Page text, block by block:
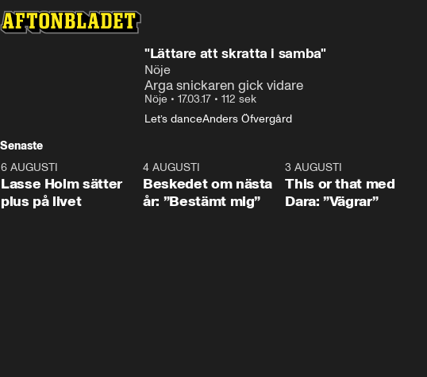
"Lättare att skratta i samba"
Nöje
Arga snickaren gick vidare
Nöje • 17.03.17 • 112 sek
Let’s danceAnders Öfvergård
Senaste
1:04
6 AUGUSTI
Lasse Holm sätter
plus på livet
0:24
4 AUGUSTI
Beskedet om nästa
år: ”Bestämt mig”
3 AUGUSTI
This or that med
Dara: ”Vägrar”